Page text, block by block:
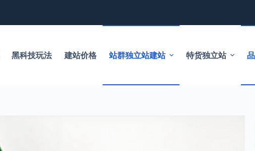
黑科技玩法 建站价格 站群独立站建站 特货独立站